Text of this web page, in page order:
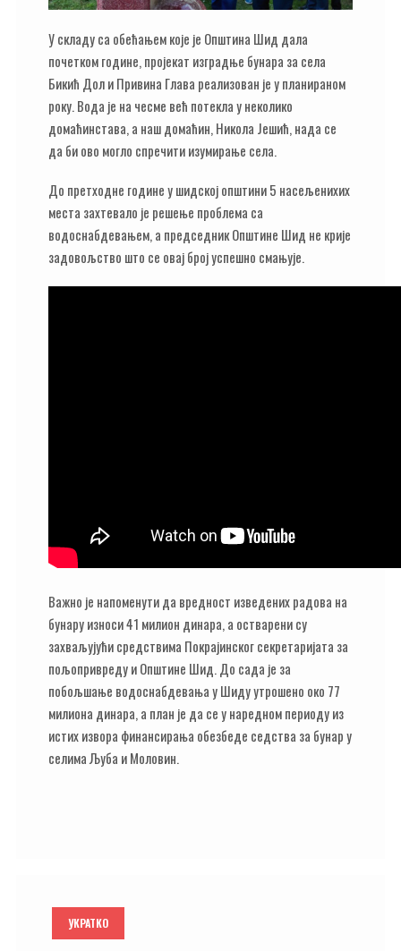
У складу са обећањем које је Општина Шид дала
почетком године, пројекат изградње бунара за села
Бикић Дол и Привина Глава реализован је у планираном
року. Вода је на чесме већ потекла у неколико
домаћинстава, а наш домаћин, Никола Јешић, нада се
да би ово могло спречити изумирање села.
До претходне године у шидској општини 5 насељенихих
места захтевало је решење проблема са
водоснабдевањем, а председник Општине Шид не крије
задовољство што се овај број успешно смањује.
Важно је напоменути да вредност изведених радова на
бунару износи 41 милион динара, а остварени су
захваљујући средствима Покрајинског секретаријата за
пољопривреду и Општине Шид. До сада је за
побољшање водоснабдевања у Шиду утрошено око 77
милиона динара, а план је да се у наредном периоду из
истих извора финансирања обезбеде седства за бунар у
селима Љуба и Моловин.
УКРАТКО